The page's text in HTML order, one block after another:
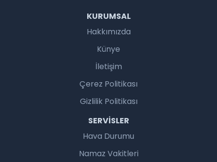
KURUMSAL
Hakkımızda
Künye
İletişim
Çerez Politikası
Gizlilik Politikası
SERVISLER
Hava Durumu
Namaz Vakitleri